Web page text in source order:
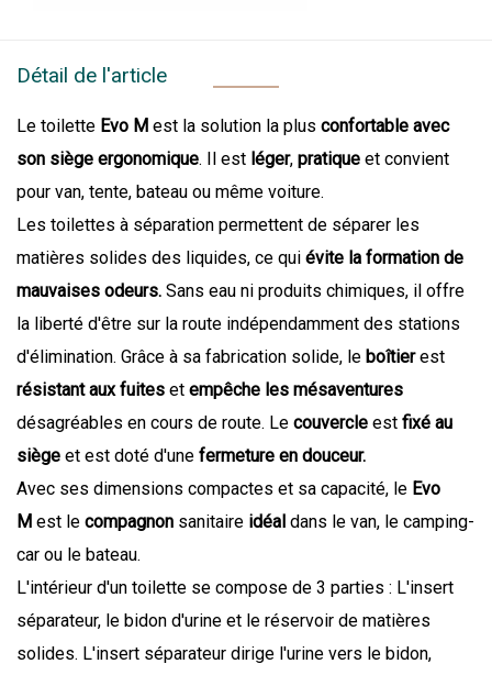
Détail de l'article
Le toilette Evo M est la solution la plus confortable avec
son siège ergonomique. Il est léger, pratique et convient
pour van, tente, bateau ou même voiture.
Les toilettes à séparation permettent de séparer les
matières solides des liquides, ce qui évite la formation de
mauvaises odeurs. Sans eau ni produits chimiques, il offre
la liberté d'être sur la route indépendamment des stations
d'élimination. Grâce à sa fabrication solide, le boîtierest
résistant aux fuites et empêche les mésaventures
désagréables en cours de route. Le couvercle est fixé au
siège et est doté d'une fermeture en douceur.
Avec ses dimensions compactes et sa capacité, le Evo
M est le compagnon sanitaire idéal dans le van, le camping-
car ou le bateau.
L'intérieur d'un toilette se compose de 3 parties : L'insert
séparateur, le bidon d'urine et le réservoir de matières
solides. L'insert séparateur dirige l'urine vers le bidon,